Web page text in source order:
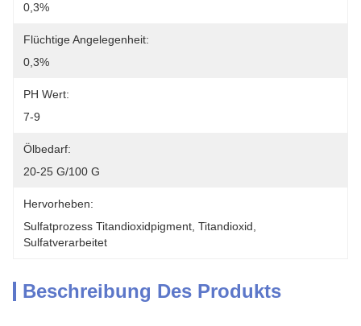
0,3%
Flüchtige Angelegenheit:
0,3%
PH Wert:
7-9
Ölbedarf:
20-25 G/100 G
Hervorheben:
Sulfatprozess Titandioxidpigment Titandioxid
Sulfatverarbeitet
Beschreibung Des Produkts